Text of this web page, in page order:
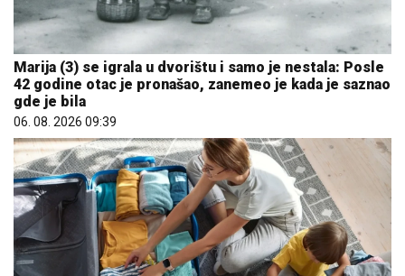
Marija (3) se igrala u dvorištu i samo je nestala: Posle
42 godine otac je pronašao, zanemeo je kada je saznao
gde je bila
06. 08. 2026 09:39